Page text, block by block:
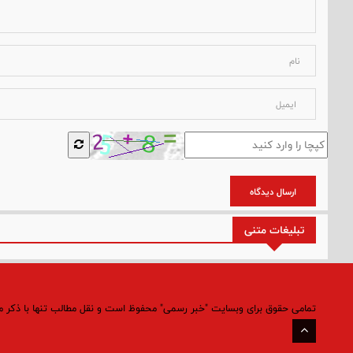
ارسال دیدگاه
تبلیغات متنی
تمامی حقوق برای وبسایت "خبر رسمی" محفوظ است و نقل مطالب تنها با ذکر